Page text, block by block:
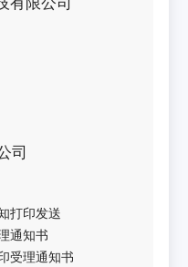
司
打印发送
通知书
受理通知书